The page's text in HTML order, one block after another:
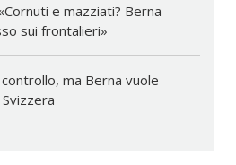
e mazziati? Berna
sui frontalieri»
ma Berna vuole